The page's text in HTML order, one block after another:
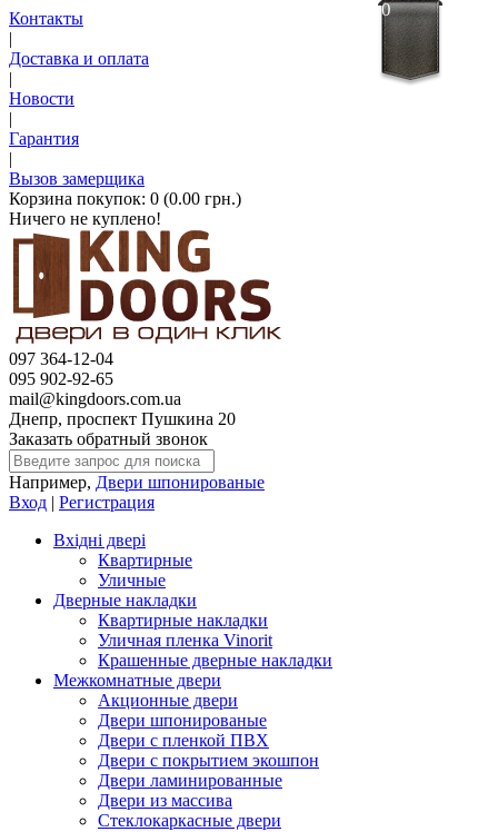
Контакты
|
Доставка и оплата
|
Новости
|
Гарантия
|
Вызов замерщика
Корзина покупок: 0 (0.00 грн.)
Ничего не куплено!
097 364-12-04
095 902-92-65
mail@kingdoors.com.ua
Днепр, проспект Пушкина 20
Заказать обратный звонок
Например, Двери шпонированые
Вход | Регистрация
Вхідні двері
Квартирные
Уличные
Дверные накладки
Квартирные накладки
Уличная пленка Vinorit
Крашенные дверные накладки
Межкомнатные двери
Акционные двери
Двери шпонированые
Двери с пленкой ПВХ
Двери с покрытием экошпон
Двери ламинированные
Двери из массива
Стеклокаркасные двери
0